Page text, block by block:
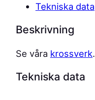
Tekniska data
Beskrivning
Se våra krossverk.
Tekniska data